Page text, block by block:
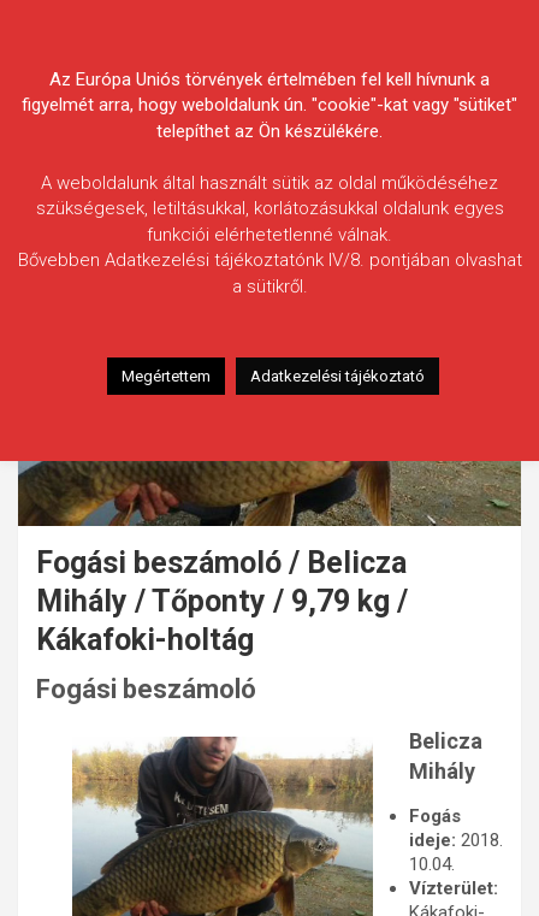
Egyesületek Szövetsége
Fogási beszámoló / Belicza
Mihály / Tőponty / 9,79 kg /
Kákafoki-holtág
Fogási beszámoló
Belicza
Mihály
Fogás
ideje: 2018.
10.04.
Vízterület:
Az Európa Uniós törvények értelmében fel kell hívnunk a
figyelmét arra, hogy weboldalunk ún. "cookie"-kat vagy "sütiket"
telepíthet az Ön készülékére.
A weboldalunk által használt sütik az oldal működéséhez
szükségesek, letiltásukkal, korlátozásukkal oldalunk egyes
funkciói elérhetetlenné válnak.
Bővebben Adatkezelési tájékoztatónk IV/8. pontjában olvashat
a sütikről.
Megértettem Adatkezelési tájékoztató